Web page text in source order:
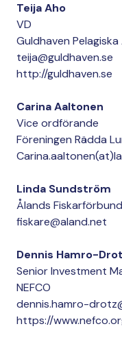
Teija Aho
VD
Guldhaven Pelagiska
teija@guldhaven.se
http://guldhaven.se
Carina Aaltonen
Vice ordförande
Föreningen Rädda
Linda Sundström
Ålands Fiskarförbund
fiskare@aland.net
Dennis Hamro-
Senior Investment
NEFCO
dennis.hamro-
https://